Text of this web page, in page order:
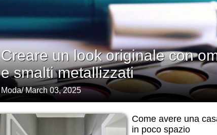
Creare un look originale con
e smalti metallizzati
Moda/March 03, 2025
Come avere una
in poco spazio